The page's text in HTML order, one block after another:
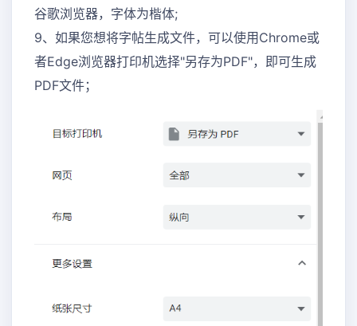
谷歌浏览器，字体为楷体;
9、如果您想将字帖生成文件，可以使用Chrome或
者Edge浏览器打印机选择"另存为PDF"，即可生成
PDF文件；